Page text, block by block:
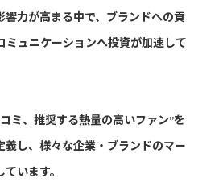
響力が高まる中で、ブランドへの貢
ミュニケーションへ投資が加速して
ミ、推奨する熱量の高いファン”を
義し、様々な企業・ブランドのマー
います。